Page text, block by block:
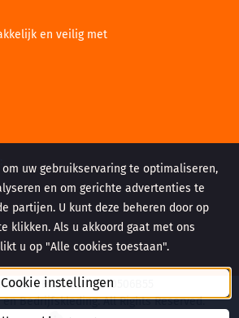
en veilig met
- Btw: NL005260506B55
Bedrijfskleding. All Rights Reserved.
uw gebruikservaring te optimaliseren,
en om gerichte advertenties te
partijen. U kunt deze beheren door op
klikken. Als u akkoord gaat met ons
u op "Alle cookies toestaan".
Cookie instellingen